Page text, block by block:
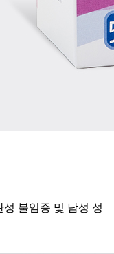
불임증 및 남성 성